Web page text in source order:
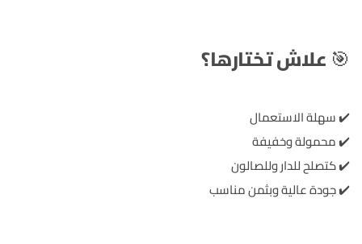
🎯 علاش تختارها؟
✔️ سهلة الاستعمال
✔️ محمولة وخفيفة
✔️ كتصلح للدار وللصالون
✔️ جودة عالية وبثمن مناسب